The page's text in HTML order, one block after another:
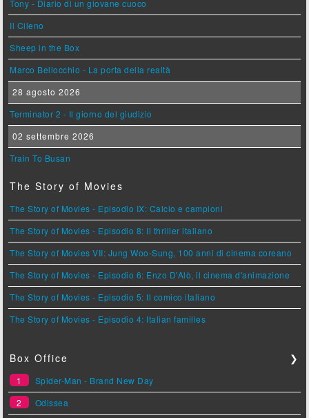
Tony - Diario di un giovane cuoco
Il Cileno
Sheep in the Box
Marco Bellocchio - La porta della realtà
28 agosto 2026
Terminator 2 - Il giorno del giudizio
02 settembre 2026
Train To Busan
The Story of Movies
The Story of Movies - Episodio IX: Calcio e campioni
The Story of Movies - Episodio 8: Il thriller italiano
The Story of Movies VII: Jung Woo-Sung, 100 anni di cinema coreano
The Story of Movies - Episodio 6: Enzo D'Alò, il cinema d'animazione
The Story of Movies - Episodio 5: Il comico italiano
The Story of Movies - Episodio 4: Italian families
Box Office ❯
1
Spider-Man - Brand New Day
2
Odissea